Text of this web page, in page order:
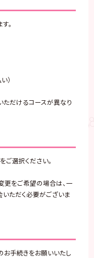
。
）
だけるコースが異なり
選択ください。
をご希望の場合は、一
ただく必要がございま
手続きをお願いいたし